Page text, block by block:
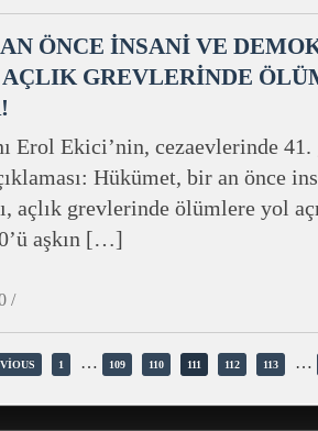
ÖNCE İNSANİ VE
GREVLERİNDE
Erol Ekici’nin, cezaevlerinde 41.
Hükümet, bir an önce
açlık grevlerinde ölümlere yol
aşkın […]
/
1 … 109 110 111 112 113 …